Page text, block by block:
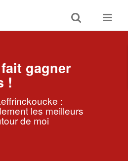
Toggle
search
Toggle
gagner
!
:
les meilleurs
de moi